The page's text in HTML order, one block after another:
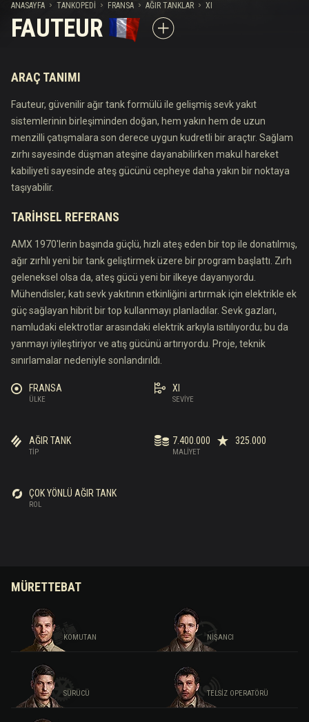
ANASAYFA TANKOPEDI FRANSA AĞIR TANKLAR XI
FAUTEUR
ARAÇ TANIMI
Fauteur, güvenilir ağır tank formülü ile gelişmiş sevk yakıt
sistemlerinin birleşiminden doğan, hem yakın hem de uzun
menzilli çatışmalara son derece uygun kudretli bir araçtır. Sağlam
zırhı sayesinde düşman ateşine dayanabilirken makul hareket
kabiliyeti sayesinde ateş gücünü cepheye daha yakın bir noktaya
taşıyabilir.
TARIHSEL REFERANS
AMX 1970'lerin başında güçlü, hızlı ateş eden bir top ile donatılmış,
ağır zırhlı yeni bir tank geliştirmek üzere bir program başlattı. Zırh
geleneksel olsa da, ateş gücü yeni bir ilkeye dayanıyordu.
Mühendisler, katı sevk yakıtının etkinliğini artırmak için elektrikle ek
güç sağlayan hibrit bir top kullanmayı planladılar. Sevk gazları,
namludaki elektrotlar arasındaki elektrik arkıyla ısıtılıyordu; bu da
yanmayı iyileştiriyor ve atış gücünü artırıyordu. Proje, teknik
sınırlamalar nedeniyle sonlandırıldı.
ÜLKE
FRANSA
SEVIYE
XI
TIP
AĞIR TANK
MALIYET
7.400.000 325.000
ROL
ÇOK YÖNLÜ AĞIR TANK
MÜRETTEBAT
KOMUTAN NIŞANCI
SÜRÜCÜ TELSIZ OPERATÖRÜ